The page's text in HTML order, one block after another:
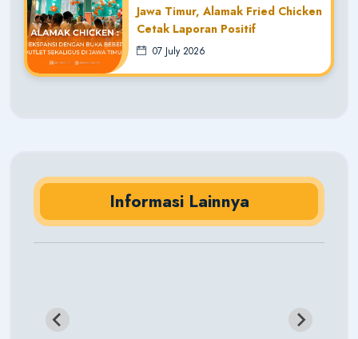
Jawa Timur, Alamak Fried Chicken
Cetak Laporan Positif
07 July 2026
Informasi Lainnya